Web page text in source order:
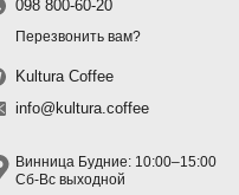
098 800-60-20
Перезвонить вам?
Kultura Coffee
info@kultura.coffee
Винница Будние: 10:00–15:00
Сб-Вс выходной